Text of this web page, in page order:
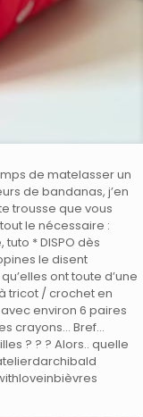
de matelasser un
de bandanas, j’en
trousse que vous
le nécessaire :
* DISPO dès
le disent
ont toute d’une
tricot / crochet en
environ 6 paires
crayons… Bref…
? ? ? Alors.. quelle